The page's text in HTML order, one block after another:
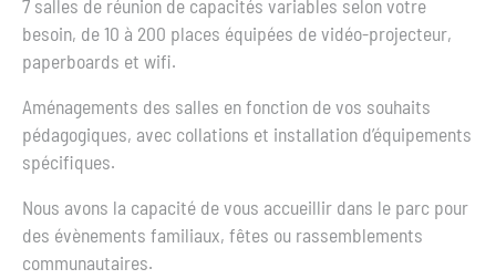
7 salles de réunion de capacités variables selon votre
besoin, de 10 à 200 places équipées de vidéo-projecteur,
paperboards et wifi.
Aménagements des salles en fonction de vos souhaits
pédagogiques, avec collations et installation d’équipements
spécifiques.
Nous avons la capacité de vous accueillir dans le parc pour
des évènements familiaux, fêtes ou rassemblements
communautaires.